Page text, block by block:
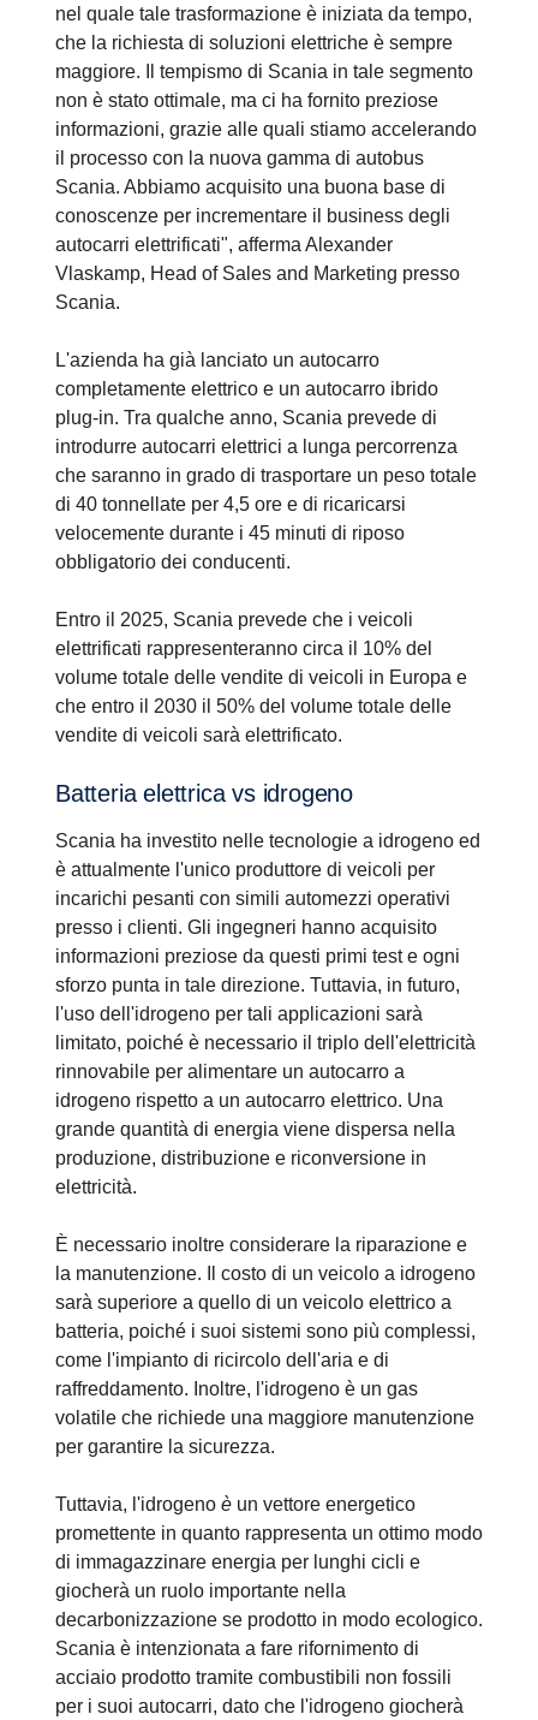
nel quale tale trasformazione è iniziata da tempo,
che la richiesta di soluzioni elettriche è sempre
maggiore. Il tempismo di Scania in tale segmento
non è stato ottimale, ma ci ha fornito preziose
informazioni, grazie alle quali stiamo accelerando
il processo con la nuova gamma di autobus
Scania. Abbiamo acquisito una buona base di
conoscenze per incrementare il business degli
autocarri elettrificati", afferma Alexander
Vlaskamp, Head of Sales and Marketing presso
Scania.
L'azienda ha già lanciato un autocarro
completamente elettrico e un autocarro ibrido
plug-in. Tra qualche anno, Scania prevede di
introdurre autocarri elettrici a lunga percorrenza
che saranno in grado di trasportare un peso totale
di 40 tonnellate per 4,5 ore e di ricaricarsi
velocemente durante i 45 minuti di riposo
obbligatorio dei conducenti.
Entro il 2025, Scania prevede che i veicoli
elettrificati rappresenteranno circa il 10% del
volume totale delle vendite di veicoli in Europa e
che entro il 2030 il 50% del volume totale delle
vendite di veicoli sarà elettrificato.
Batteria elettrica vs idrogeno
Scania ha investito nelle tecnologie a idrogeno ed
è attualmente l'unico produttore di veicoli per
incarichi pesanti con simili automezzi operativi
presso i clienti. Gli ingegneri hanno acquisito
informazioni preziose da questi primi test e ogni
sforzo punta in tale direzione. Tuttavia, in futuro,
l'uso dell'idrogeno per tali applicazioni sarà
limitato, poiché è necessario il triplo dell'elettricità
rinnovabile per alimentare un autocarro a
idrogeno rispetto a un autocarro elettrico. Una
grande quantità di energia viene dispersa nella
produzione, distribuzione e riconversione in
elettricità.
È necessario inoltre considerare la riparazione e
la manutenzione. Il costo di un veicolo a idrogeno
sarà superiore a quello di un veicolo elettrico a
batteria, poiché i suoi sistemi sono più complessi,
come l'impianto di ricircolo dell'aria e di
raffreddamento. Inoltre, l'idrogeno è un gas
volatile che richiede una maggiore manutenzione
per garantire la sicurezza.
Tuttavia, l'idrogeno è un vettore energetico
promettente in quanto rappresenta un ottimo modo
di immagazzinare energia per lunghi cicli e
giocherà un ruolo importante nella
decarbonizzazione se prodotto in modo ecologico.
Scania è intenzionata a fare rifornimento di
acciaio prodotto tramite combustibili non fossili
per i suoi autocarri, dato che l'idrogeno giocherà